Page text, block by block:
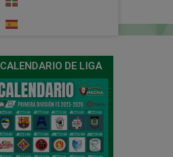
CALENDARIO DE LIGA